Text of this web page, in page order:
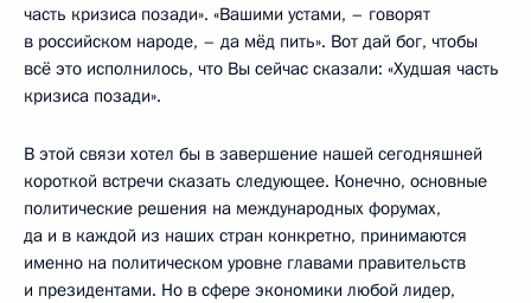
часть кризиса позади». «Вашими устами, – говорят
в российском народе, – да мёд пить». Вот дай бог, чтобы
всё это исполнилось, что Вы сейчас сказали: «Худшая часть
кризиса позади».
В этой связи хотел бы в завершение нашей сегодняшней
короткой встречи сказать следующее. Конечно, основные
политические решения на международных форумах,
да и в каждой из наших стран конкретно, принимаются
именно на политическом уровне главами правительств
и президентами. Но в сфере экономики любой лидер,